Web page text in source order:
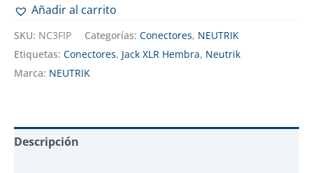
Añadir al carrito
SKU: NC3FIP Categorías: Conectores, NEUTRIK
Etiquetas: Conectores, Jack XLR Hembra, Neutrik
Marca: NEUTRIK
Descripción